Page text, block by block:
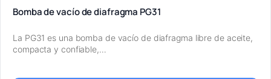
Bomba de vacío de diafragma PG31
La PG31 es una bomba de vacío de diafragma libre de aceite,
compacta y confiable,…